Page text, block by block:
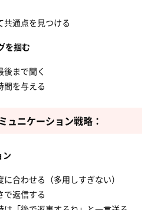
共通点を見つける
を掴む
まで聞く
間を与える
ュニケーション戦略：
ン
合わせる（多用しすぎない）
で返信する